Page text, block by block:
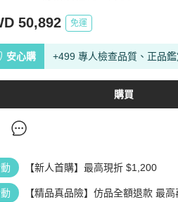
50,892 免運
安心購 +499 專人檢查品質、正品鑑
購買
【新人首購】最高現折 $1,200
【精品真品險】仿品全額退款 最